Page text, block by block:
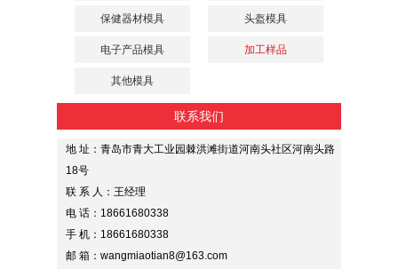
保健器材模具 头盔模具
电子产品模具 加工样品
其他模具
联系我们
地 址：青岛市青大工业园棘洪滩街道河南头社区河南头路
18号
联 系 人：王经理
电 话：18661680338
手 机：18661680338
邮 箱：wangmiaotian8@163.com